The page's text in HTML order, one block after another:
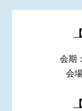
会期
会